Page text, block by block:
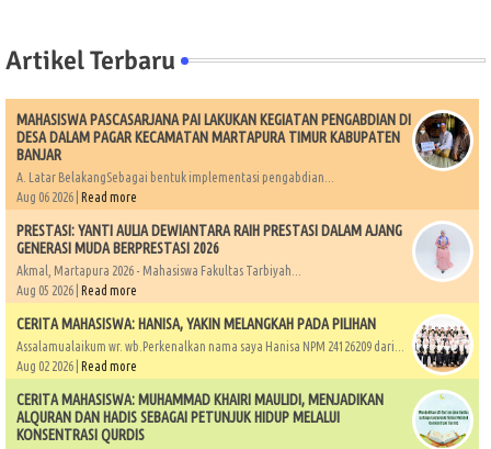
Artikel Terbaru
MAHASISWA PASCASARJANA PAI LAKUKAN KEGIATAN PENGABDIAN DI
DESA DALAM PAGAR KECAMATAN MARTAPURA TIMUR KABUPATEN
BANJAR
A. Latar BelakangSebagai bentuk implementasi pengabdian...
Aug 06 2026 | Read more
PRESTASI: YANTI AULIA DEWIANTARA RAIH PRESTASI DALAM AJANG
GENERASI MUDA BERPRESTASI 2026
Akmal, Martapura 2026 - Mahasiswa Fakultas Tarbiyah...
Aug 05 2026 | Read more
CERITA MAHASISWA: HANISA, YAKIN MELANGKAH PADA PILIHAN
Assalamualaikum wr. wb.Perkenalkan nama saya Hanisa NPM 24126209 dari...
Aug 02 2026 | Read more
CERITA MAHASISWA: MUHAMMAD KHAIRI MAULIDI, MENJADIKAN
ALQURAN DAN HADIS SEBAGAI PETUNJUK HIDUP MELALUI
KONSENTRASI QURDIS